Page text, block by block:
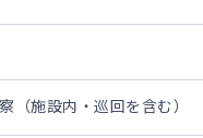
（施設内・巡回を含む）